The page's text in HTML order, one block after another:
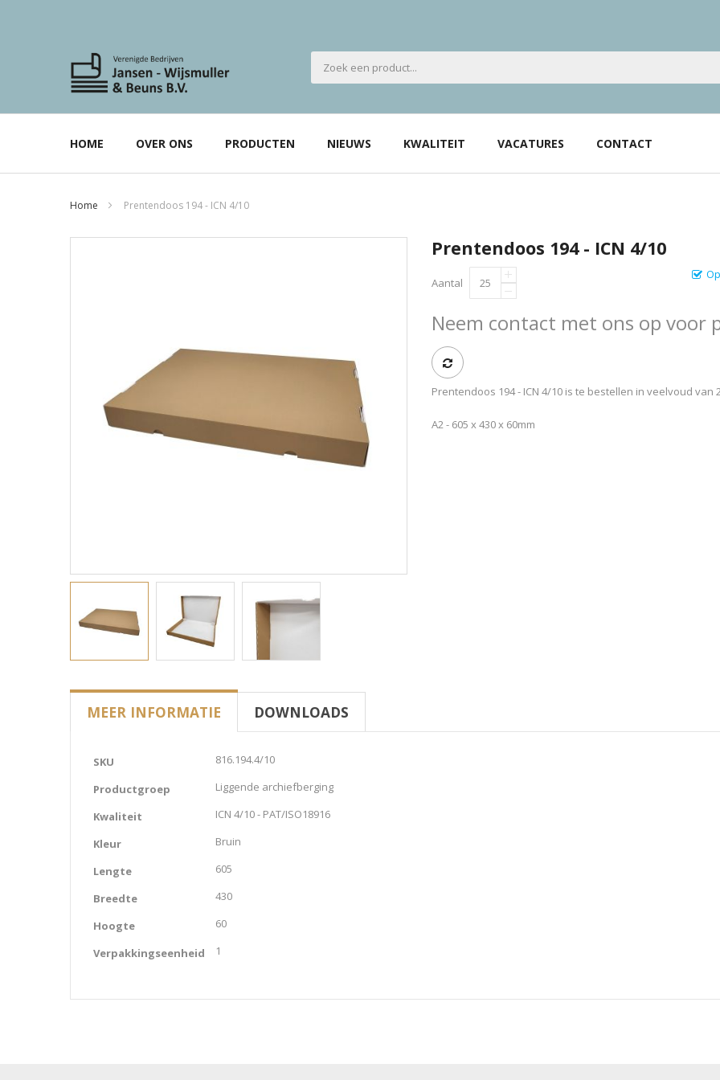
HOME OVER ONS PRODUCTEN NIEUWS KWALITEIT VACATURES CONTACT
Home Prentendoos 194 - ICN 4/10
Prentendoos 194 - ICN 4/10
Aantal
Neem contact met ons op voor
Prentendoos 194 - ICN 4/10 is te bestellen in veelvoud van
A2 - 605 x 430 x 60mm
MEER INFORMATIE DOWNLOADS
SKU 816.194.4/10
Productgroep Liggende archiefberging
Kwaliteit ICN 4/10 - PAT/ISO18916
Kleur Bruin
Lengte 605
Breedte 430
Hoogte 60
Verpakkingseenheid 1